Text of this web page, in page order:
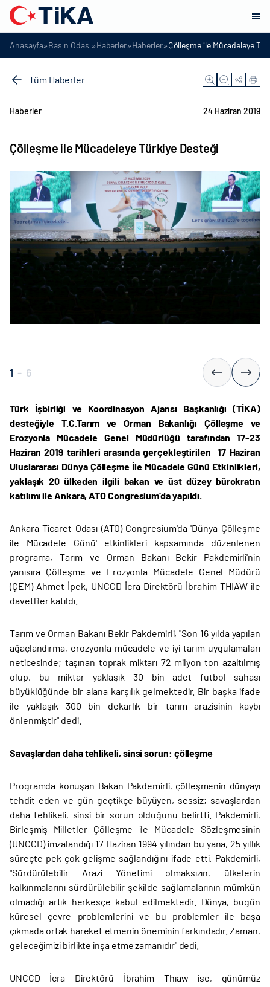
Anasayfa»Basın Odası»Haberler»Haberler»Çölleşme ile Mücadeleye
Tüm Haberler
Haberler 24 Haziran 2019
Çölleşme ile Mücadeleye Türkiye Desteği
1 - 6
Türk İşbirliği ve Koordinasyon Ajansı Başkanlığı (TİKA)
desteğiyle T.C.Tarım ve Orman Bakanlığı Çölleşme ve
Erozyonla Mücadele Genel Müdürlüğü tarafından 17-23
Haziran 2019 tarihleri arasında gerçekleştirilen 17 Haziran
Uluslararası Dünya Çölleşme İle Mücadele Günü Etkinlikleri,
yaklaşık 20 ülkeden ilgili bakan ve üst düzey bürokratın
katılımı ile Ankara, ATO Congresium’da yapıldı.
Ankara Ticaret Odası (ATO) Congresium'da 'Dünya Çölleşme
ile Mücadele Günü' etkinlikleri kapsamında düzenlenen
programa, Tarım ve Orman Bakanı Bekir Pakdemirli'nin
yanısıra Çölleşme ve Erozyonla Mücadele Genel Müdürü
(ÇEM) Ahmet İpek, UNCCD İcra Direktörü İbrahim THIAW ile
davetliler katıldı.
Tarım ve Orman Bakanı Bekir Pakdemirli, "Son 16 yılda yapılan
ağaçlandırma, erozyonla mücadele ve iyi tarım uygulamaları
neticesinde; taşınan toprak miktarı 72 milyon ton azaltılmış
olup, bu miktar yaklaşık 30 bin adet futbol sahası
büyüklüğünde bir alana karşılık gelmektedir. Bir başka ifade
ile yaklaşık 300 bin dekarlık bir tarım arazisinin kaybı
önlenmiştir" dedi.
Savaşlardan daha tehlikeli, sinsi sorun: çölleşme
Programda konuşan Bakan Pakdemirli, çölleşmenin dünyayı
tehdit eden ve gün geçtikçe büyüyen, sessiz; savaşlardan
daha tehlikeli, sinsi bir sorun olduğunu belirtti. Pakdemirli,
Birleşmiş Milletler Çölleşme ile Mücadele Sözleşmesinin
(UNCCD) imzalandığı 17 Haziran 1994 yılından bu yana, 25 yıllık
süreçte pek çok gelişme sağlandığını ifade etti. Pakdemirli,
"Sürdürülebilir Arazi Yönetimi olmaksızın, ülkelerin
kalkınmalarını sürdürülebilir şekilde sağlamalarının mümkün
olmadığı artık herkesçe kabul edilmektedir. Dünya, bugün
küresel çevre problemlerini ve bu problemler ile başa
çıkmada ortak hareket etmenin öneminin farkındadır. Zaman,
geleceğimizi birlikte inşa etme zamanıdır" dedi.
UNCCD İcra Direktörü İbrahim Thıaw ise, günümüz